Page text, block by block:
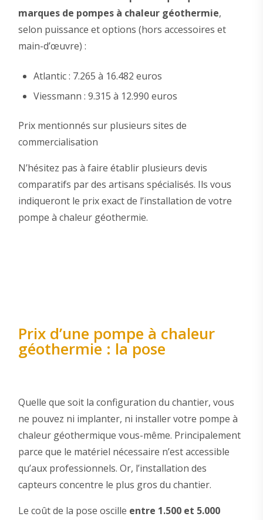
marques de pompes à chaleur géothermie,
selon puissance et options (hors accessoires et
main-d’œuvre) :
Atlantic : 7.265 à 16.482 euros
Viessmann : 9.315 à 12.990 euros
Prix mentionnés sur plusieurs sites de
commercialisation
N’hésitez pas à faire établir plusieurs devis
comparatifs par des artisans spécialisés. Ils vous
indiqueront le prix exact de l’installation de votre
pompe à chaleur géothermie.
Prix d’une pompe à chaleur
géothermie : la pose
Quelle que soit la configuration du chantier, vous
ne pouvez ni implanter, ni installer votre pompe à
chaleur géothermique vous-même. Principalement
parce que le matériel nécessaire n’est accessible
qu’aux professionnels. Or, l’installation des
capteurs concentre le plus gros du chantier.
Le coût de la pose oscille entre 1.500 et 5.000